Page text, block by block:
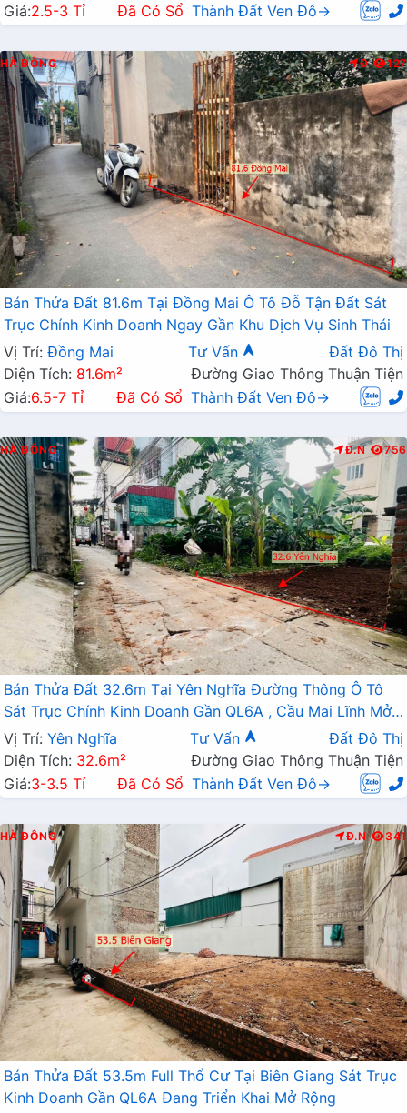
Giá:2.5-3 Tỉ Đã Có Sổ Thành Đất Ven Đô→
HÀ ĐÔNG Đ 127
Bán Thửa Đất 81.6m Tại Đồng Mai Ô Tô Đỗ Tận Đất Sát
Trục Chính Kinh Doanh Ngay Gần Khu Dịch Vụ Sinh Thái
Vị Trí: Đồng Mai Tư Vấn
Đất Đô Thị
Diện Tích: 81.6m²
Đường Giao Thông Thuận Tiện
Giá:6.5-7 Tỉ Đã Có Sổ Thành Đất Ven Đô→
HÀ ĐÔNG Đ.N 756
Bán Thửa Đất 32.6m Tại Yên Nghĩa Đường Thông Ô Tô
Sát Trục Chính Kinh Doanh Gần QL6A , Cầu Mai Lĩnh Mở
Rộng
Vị Trí: Yên Nghĩa Tư Vấn
Đất Đô Thị
Diện Tích: 32.6m²
Đường Giao Thông Thuận Tiện
Giá:3-3.5 Tỉ Đã Có Sổ Thành Đất Ven Đô→
HÀ ĐÔNG Đ.N 341
Bán Thửa Đất 53.5m Full Thổ Cư Tại Biên Giang Sát Trục
Kinh Doanh Gần QL6A Đang Triển Khai Mở Rộng